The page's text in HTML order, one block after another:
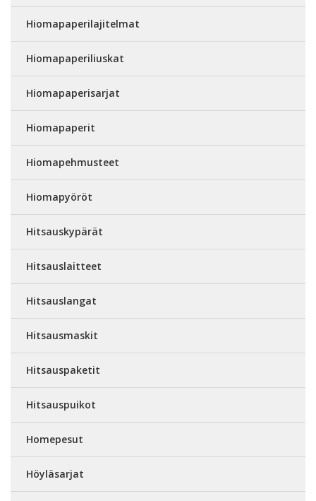
Hiomapaperilajitelmat
Hiomapaperiliuskat
Hiomapaperisarjat
Hiomapaperit
Hiomapehmusteet
Hiomapyöröt
Hitsauskypärät
Hitsauslaitteet
Hitsauslangat
Hitsausmaskit
Hitsauspaketit
Hitsauspuikot
Homepesut
Höyläsarjat